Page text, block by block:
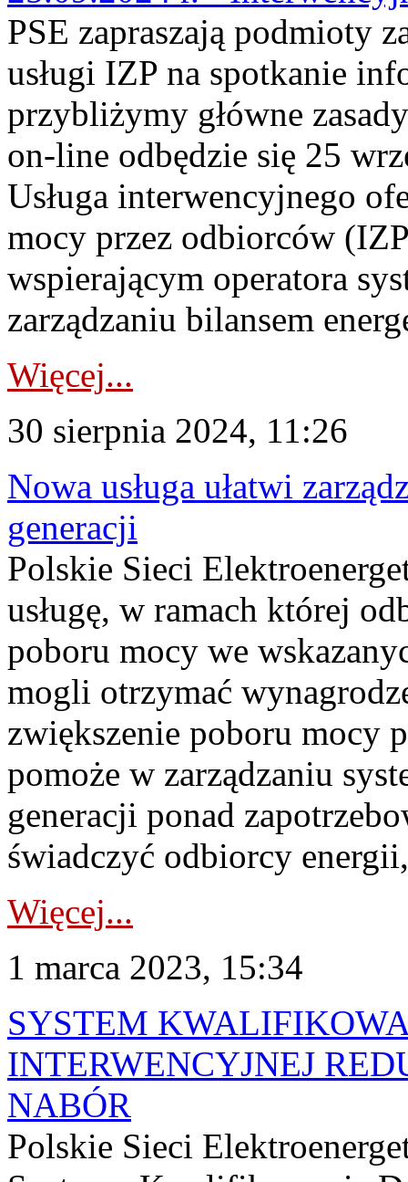
PSE zapraszają podmioty
usługi IZP na spotkanie
przybliżymy główne
on-line odbędzie się 25
Usługa interwencyjnego
mocy przez odbiorców
wspierającym operatora
zarządzaniu bilansem
Więcej...
30 sierpnia 2024, 11:26
Nowa usługa ułatwi
generacji
Polskie Sieci
usługę, w ramach której
poboru mocy we
mogli otrzymać
zwiększenie poboru mocy
pomoże w zarządzaniu
generacji ponad
świadczyć odbiorcy
Więcej...
1 marca 2023, 15:34
SYSTEM
INTERWENCYJNEJ
NABÓR
Polskie Sieci